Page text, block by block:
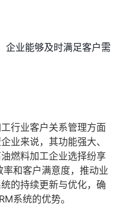
企业能够及时满足客户需
行业客户关系管理方面
业来说，其功能强大、
燃料加工企业选择纷享
和客户满意度，推动业
的持续更新与优化，确
系统的优势。